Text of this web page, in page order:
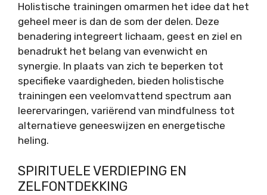
Holistische trainingen omarmen het idee dat het
geheel meer is dan de som der delen. Deze
benadering integreert lichaam, geest en ziel en
benadrukt het belang van evenwicht en
synergie. In plaats van zich te beperken tot
specifieke vaardigheden, bieden holistische
trainingen een veelomvattend spectrum aan
leerervaringen, variërend van mindfulness tot
alternatieve geneeswijzen en energetische
heling.
SPIRITUELE VERDIEPING EN
ZELFONTDEKKING